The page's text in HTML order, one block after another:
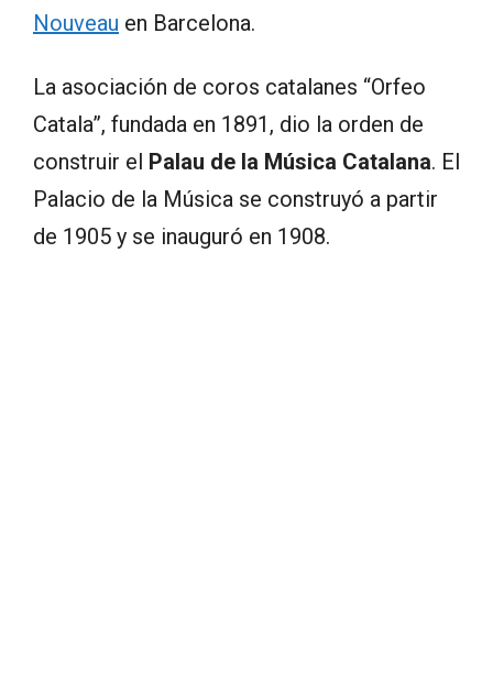
Nouveau en Barcelona.
La asociación de coros catalanes “Orfeo
Catala”, fundada en 1891, dio la orden de
construir el Palau de la Música Catalana. El
Palacio de la Música se construyó a partir
de 1905 y se inauguró en 1908.